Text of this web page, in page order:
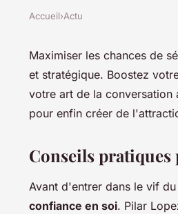
séduction :
chances ?
Accueil›Actu
Maximiser les chances de
et stratégique. Boostez
votre art de la conversation
pour enfin créer de
Conseils
Avant d'entrer dans le vif
confiance en soi. Pilar